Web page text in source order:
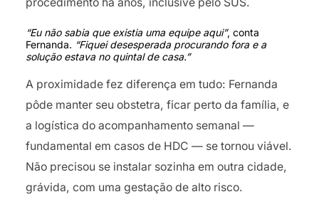
“Eu não sabia que existia uma equipe aqui”, conta
Fernanda. “Fiquei desesperada procurando fora e a
solução estava no quintal de casa.”
A proximidade fez diferença em tudo: Fernanda
pôde manter seu obstetra, ficar perto da família, e
a logística do acompanhamento semanal —
fundamental em casos de HDC — se tornou viável.
Não precisou se instalar sozinha em outra cidade,
grávida, com uma gestação de alto risco.